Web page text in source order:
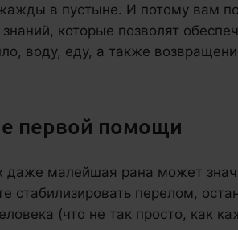
в пустыне. И потому вам
которые позволят
воду, еду, а также
первой помощи
даже малейшая рана может
стабилизировать перелом,
(что не так просто, как